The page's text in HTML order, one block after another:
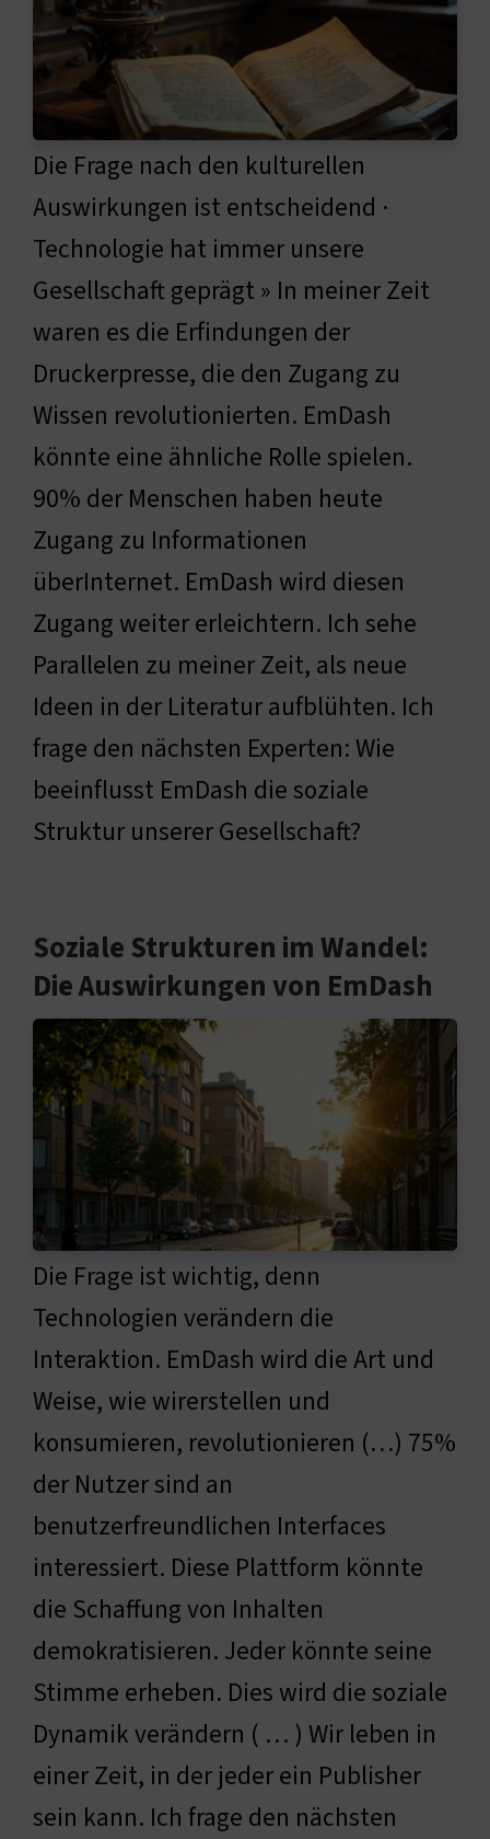
Die Frage nach den kulturellen
Auswirkungen ist entscheidend ·
Technologie hat immer unsere
Gesellschaft geprägt » In meiner Zeit
waren es die Erfindungen der
Druckerpresse, die den Zugang zu
Wissen revolutionierten. EmDash
könnte eine ähnliche Rolle spielen.
90% der Menschen haben heute
Zugang zu Informationen
überInternet. EmDash wird diesen
Zugang weiter erleichtern. Ich sehe
Parallelen zu meiner Zeit, als neue
Ideen in der Literatur aufblühten. Ich
frage den nächsten Experten: Wie
beeinflusst EmDash die soziale
Struktur unserer Gesellschaft?
Soziale Strukturen im Wandel:
Die Auswirkungen von EmDash
Die Frage ist wichtig, denn
Technologien verändern die
Interaktion. EmDash wird die Art und
Weise, wie wirerstellen und
konsumieren, revolutionieren (…) 75%
der Nutzer sind an
benutzerfreundlichen Interfaces
interessiert. Diese Plattform könnte
die Schaffung von Inhalten
demokratisieren. Jeder könnte seine
Stimme erheben. Dies wird die soziale
Dynamik verändern ( … ) Wir leben in
einer Zeit, in der jeder ein Publisher
sein kann. Ich frage den nächsten